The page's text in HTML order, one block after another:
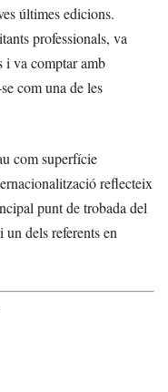
últimes edicions.
professionals, va
i va comptar amb
com una de les
com superfície
reflecteix
punt de trobada del
un dels referents en